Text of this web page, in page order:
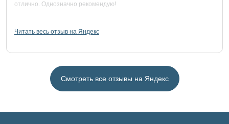
отлично. Однозначно рекомендую!
Читать весь отзыв на Яндекс
Смотреть все отзывы на Яндекс